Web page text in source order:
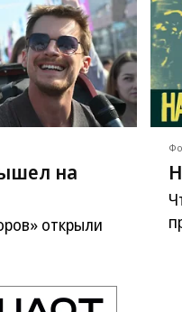
на
открыли